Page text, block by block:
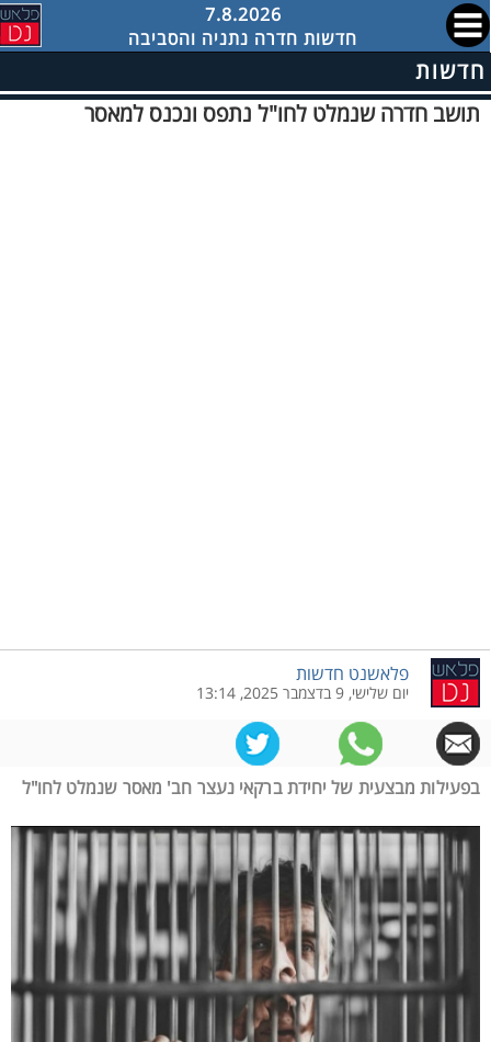
7.8.2026
חדשות חדרה נתניה והסביבה
חדשות
תושב חדרה שנמלט לחו"ל נתפס ונכנס למאסר
פלאשנט חדשות
יום שלישי, 9 בדצמבר 2025, 13:14
בפעילות מבצעית של יחידת ברקאי נעצר חב' מאסר שנמלט לחו"ל